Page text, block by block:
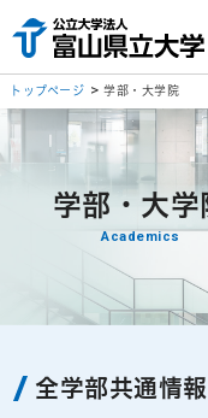
トップページ 学部・大学院
学部・大学
Academics
全学部共通情報